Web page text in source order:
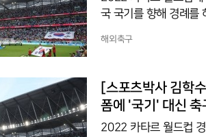
국 국기를 향해 경례를
지게 하는 힘이 있다.
을 심어줘 국가주의,
들 유니폼에는 각국의
해외축구
[스포츠박사 김학
2022 카타르 월드컵